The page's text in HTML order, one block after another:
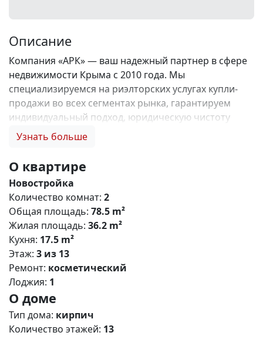
Описание
Компания «АРК» — ваш надежный партнер в сфере
недвижимости Крыма с 2010 года. Мы
специализируемся на риэлторских услугах купли-
продажи во всех сегментах рынка, гарантируем
индивидуальный подход, юридическую чистоту
объектов и безопасность сделок. Самое ценное для
нас, Вы получаете: 1. 0% комиссии и оформление
ипотеки бесплатно; 2. Покупку недвижимости по
цене застройщика + акции, бонусы, подарки; 3.
Экспертное мнение о каждом застройщике. Ваши
интересы — наш приоритет! 4. Профессиональную
поддержку на всех этапах сделки до получения
ключей; 5. Фейерверк подарков🎁 🎁 🎁! Купи с
нами и выбери свой ПОДАРОК! ЖК CROCUS –
современный жилой кoмплeкс комфорт класса с
разнообразными планировками квартир и
офисными помещениями, расположенный в
живописном городе Симферополе. Это ваше
пространство для воплощения мечты и отличная
Узнать больше
О квартире
Новостройка
Количество комнат: 2
Общая площадь: 78.5 m²
Жилая площадь: 36.2 m²
Кухня: 17.5 m²
Этаж: 3 из 13
Ремонт: косметический
Лоджия: 1
О доме
Тип дома: кирпич
Количество этажей: 13